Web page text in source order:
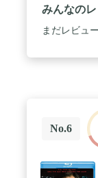
みんなの
まだレビュ
No.6